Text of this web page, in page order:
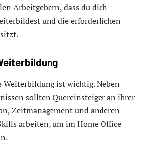
Arbeitgebern, dass du dich
und die erforderlichen
Weiterbildung ist wichtig. Neben
sollten Quereinsteiger an ihrer
Zeitmanagement und anderen
arbeiten, um im Home Office